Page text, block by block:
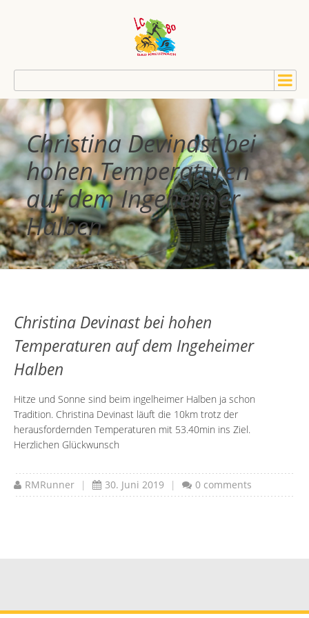
Christina Devinast bei
hohen Temperaturen
auf dem Ingeheimer
Halben
Christina Devinast bei hohen
Temperaturen auf dem Ingeheimer
Halben
Hitze und Sonne sind beim ingelheimer Halben ja schon
Tradition. Christina Devinast läuft die 10km trotz der
herausfordernden Temperaturen mit 53.40min ins Ziel.
Herzlichen Glückwunsch
RMRunner | 30. Juni 2019 | 0 comments